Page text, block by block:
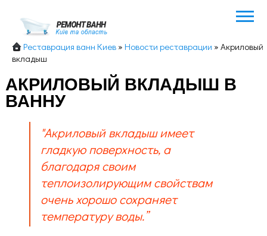
Реставрация ванн Киев » Новости реставрации » Акриловый
вкладыш
АКРИЛОВЫЙ ВКЛАДЫШ В
ВАННУ
"Акриловый вкладыш имеет
гладкую поверхность, а
благодаря своим
теплоизолирующим свойствам
очень хорошо сохраняет
температуру воды.”